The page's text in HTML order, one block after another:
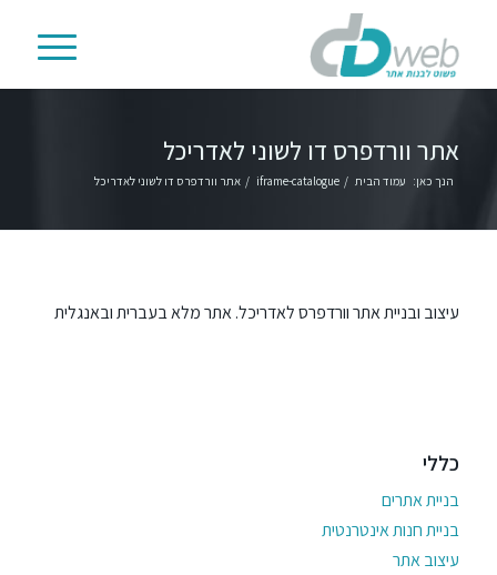
אתר וורדפרס דו לשוני לאדריכל
הנך כאן: עמוד הבית /
iframe-catalogue
/ אתר וורדפרס דו לשוני לאדריכל
עיצוב ובניית אתר וורדפרס לאדריכל. אתר מלא בעברית ובאנגלית
כללי
בניית אתרים
בניית חנות אינטרנטית
עיצוב אתר